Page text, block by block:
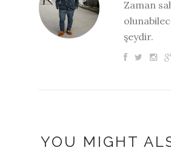
Zaman
şeydir.
YOU MIGHT